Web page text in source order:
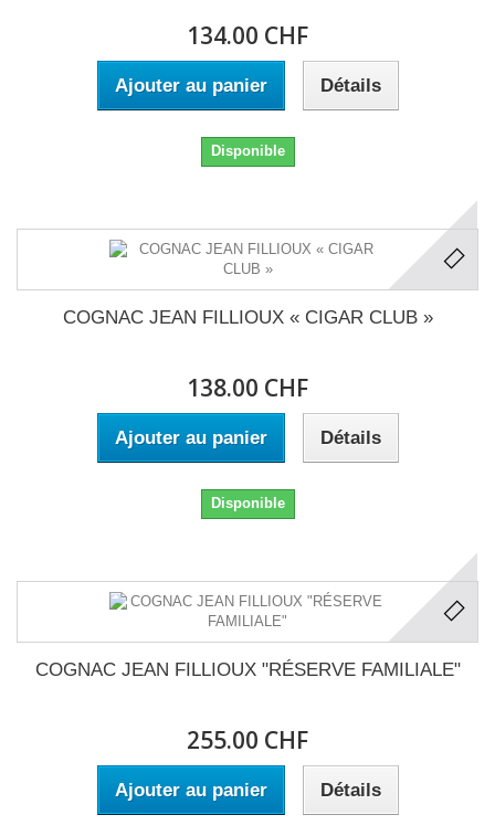
134.00 CHF
Ajouter au panier Détails
Disponible
COGNAC JEAN FILLIOUX « CIGAR CLUB »
138.00 CHF
Ajouter au panier Détails
Disponible
COGNAC JEAN FILLIOUX "RÉSERVE FAMILIALE"
255.00 CHF
Ajouter au panier Détails